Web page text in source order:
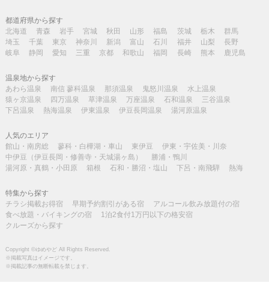
都道府県から探す
北海道
青森 岩手 宮城 秋田 山形 福島 茨城 栃木
群馬
埼玉
千葉 東京 神奈川 新潟 富山 石川 福井 山梨
長野
岐阜
静岡 愛知 三重 京都 和歌山 福岡 長崎 熊本 鹿児島
温泉地から探す
あわら温泉
南信 蓼科温泉 那須温泉 鬼怒川温泉
水上温泉
猿ヶ京温泉
四万温泉 草津温泉 万座温泉 石和温泉
三谷温泉
下呂温泉
熱海温泉 伊東温泉 伊豆長岡温泉 湯河原温泉
人気のエリア
館山・南房総
蓼科・白樺湖・車山 東伊豆
伊東・宇佐美・川奈
中伊豆（伊豆長岡・修善寺・天城湯ヶ島）
勝浦・鴨川
湯河原・真鶴・小田原
箱根 石和・勝沼・塩山 下呂・南飛騨 熱海
特集から探す
チラシ掲載お得宿
早期予約割引がある宿
アルコール飲み放題付の宿
食べ放題・バイキングの宿
1泊2食付1万円以下の格安宿
クルーズから探す
Copyright ©ゆめやど All Rights Reserved.
※掲載写真はイメージです。
※掲載記事の無断転載を禁じます。